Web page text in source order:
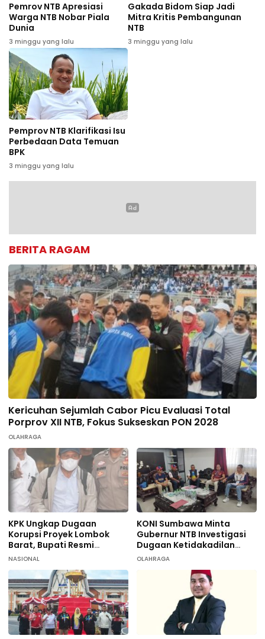
Pemrov NTB Apresiasi
Warga NTB Nobar Piala
Dunia
3 minggu yang lalu
Gakada Bidom Siap Jadi
Mitra Kritis Pembangunan
NTB
3 minggu yang lalu
Pemprov NTB Klarifikasi Isu
Perbedaan Data Temuan
BPK
3 minggu yang lalu
BERITA RAGAM
Kericuhan Sejumlah Cabor Picu Evaluasi Total
Porprov XII NTB, Fokus Sukseskan PON 2028
OLAHRAGA
KPK Ungkap Dugaan
Korupsi Proyek Lombok
Barat, Bupati Resmi
Tersangka
NASIONAL
KONI Sumbawa Minta
Gubernur NTB Investigasi
Dugaan Ketidakadilan
terhadap 9 Atlet
OLAHRAGA